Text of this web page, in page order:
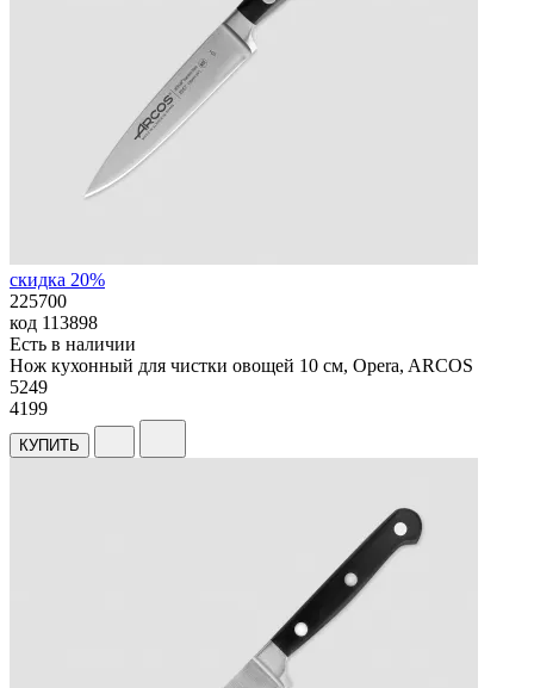
скидка 20%
225700
код 113898
Есть в наличии
Нож кухонный для чистки овощей 10 см, Opera, ARCOS
5249
4199
КУПИТЬ